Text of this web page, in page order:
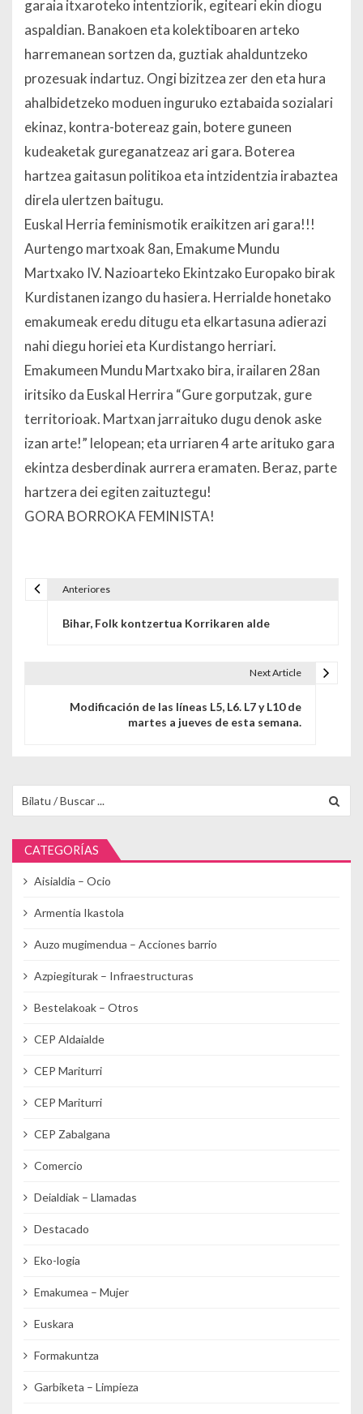
garaia itxaroteko intentziorik, egiteari ekin diogu
aspaldian. Banakoen eta kolektiboaren arteko
harremanean sortzen da, guztiak ahalduntzeko
prozesuak indartuz. Ongi bizitzea zer den eta hura
ahalbidetzeko moduen inguruko eztabaida sozialari
ekinaz, kontra-botereaz gain, botere guneen
kudeaketak gureganatzeaz ari gara. Boterea
hartzea gaitasun politikoa eta intzidentzia irabaztea
direla ulertzen baitugu.
Euskal Herria feminismotik eraikitzen ari gara!!!
Aurtengo martxoak 8an, Emakume Mundu
Martxako IV. Nazioarteko Ekintzako Europako birak
Kurdistanen izango du hasiera. Herrialde honetako
emakumeak eredu ditugu eta elkartasuna adierazi
nahi diegu horiei eta Kurdistango herriari.
Emakumeen Mundu Martxako bira, irailaren 28an
iritsiko da Euskal Herrira “Gure gorputzak, gure
territorioak. Martxan jarraituko dugu denok aske
izan arte!” lelopean; eta urriaren 4 arte arituko gara
ekintza desberdinak aurrera eramaten. Beraz, parte
hartzera dei egiten zaituztegu!
GORA BORROKA FEMINISTA!
Anteriores
Bihar, Folk kontzertua Korrikaren alde
Next Article
Modificación de las líneas L5, L6. L7 y L10 de
martes a jueves de esta semana.
CATEGORÍAS
Aisialdia – Ocio
Armentia Ikastola
Auzo mugimendua – Acciones barrio
Azpiegiturak – Infraestructuras
Bestelakoak – Otros
CEP Aldaialde
CEP Mariturri
CEP Mariturri
CEP Zabalgana
Comercio
Deialdiak – Llamadas
Destacado
Eko-logia
Emakumea – Mujer
Euskara
Formakuntza
Garbiketa – Limpieza